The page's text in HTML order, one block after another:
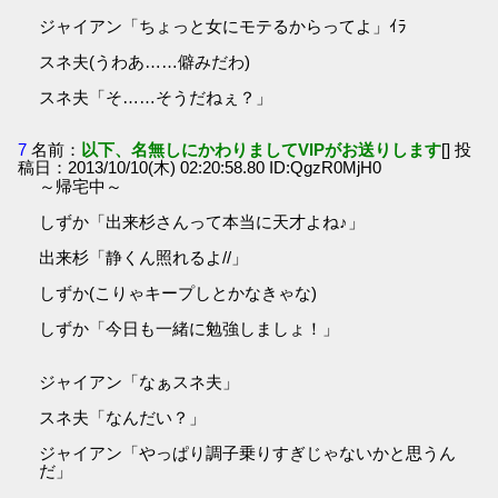
ジャイアン「ちょっと女にモテるからってよ」ｲﾗ
スネ夫(うわあ……僻みだわ)
スネ夫「そ……そうだねぇ？」
7 名前： 以下、名無しにかわりましてVIPがお送りします[] 投
稿日：2013/10/10(木) 02:20:58.80 ID:QgzR0MjH0
～帰宅中～
しずか「出来杉さんって本当に天才よね♪」
出来杉「静くん照れるよ//」
しずか(こりゃキープしとかなきゃな)
しずか「今日も一緒に勉強しましょ！」
ジャイアン「なぁスネ夫」
スネ夫「なんだい？」
ジャイアン「やっぱり調子乗りすぎじゃないかと思うん
だ」